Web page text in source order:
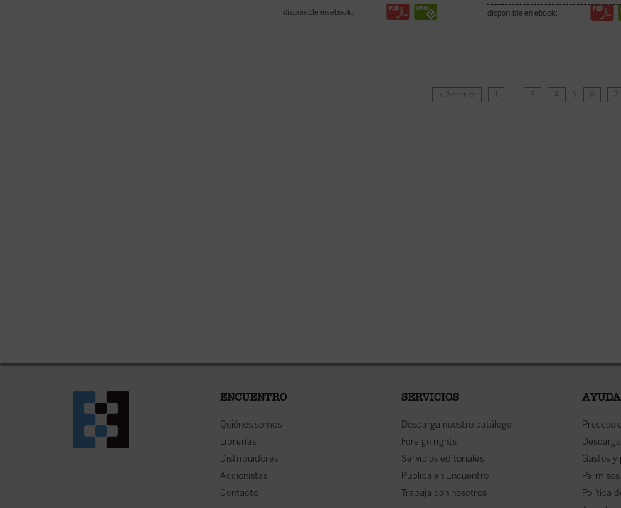
disponible en ebook: disponible en ebook:
« Anterior 1 3 4 5 6 7
ENCUENTRO
Quiénes somos
Librerías
Distribuidores
Accionistas
Contacto
SERVICIOS
Descarga nuestro catálogo
Foreign rights
Servicios editoriales
Publica en Encuentro
Trabaja con nosotros
Proceso
Gastos y
Política